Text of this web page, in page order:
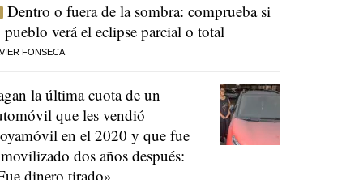
Dentro o fuera de la sombra: comprueba si
pueblo verá el eclipse parcial o total
FONSECA
la última cuota de un
que les vendió
en el 2020 y que fue
dos años después:
dinero tirado»